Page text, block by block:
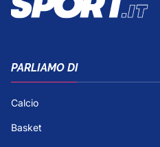
PARLIAMO DI
Calcio
Basket